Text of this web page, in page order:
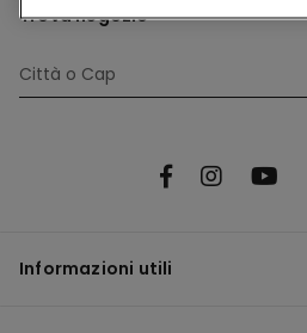
Trova negozio
Informazioni utili